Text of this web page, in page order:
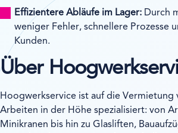
Effizientere Abläufe im Lager: Durch
weniger Fehler, schnellere Prozesse
Kunden.
Über
Hoogwerkservice ist auf die Vermietung
Arbeiten in der Höhe spezialisiert: von
Minikranen bis hin zu Glasliften,